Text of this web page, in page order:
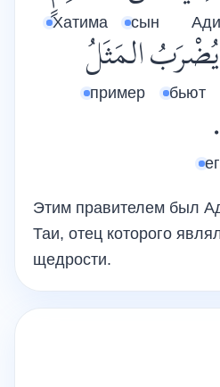
Ади
сын
Хатима
يُضْرَبُ
бьют
المَثَلُ
пример
Этим правителем был
Таи, отец которого
щедрости.